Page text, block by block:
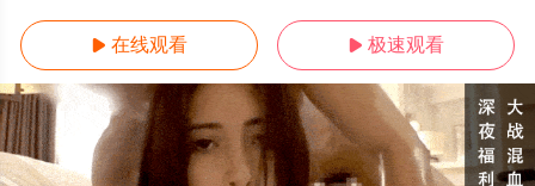
 在线观看  极速观看